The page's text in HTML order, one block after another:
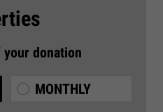
donation
MONTHLY